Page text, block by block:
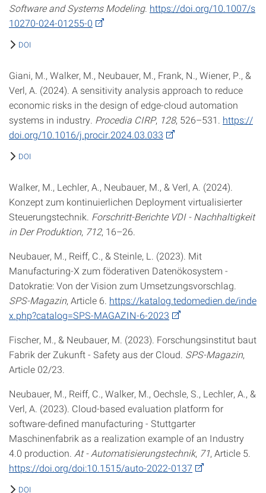
Software and Systems Modeling. https://doi.org/10.1007/s
10270-024-01255-0
DOI
Giani, M., Walker, M., Neubauer, M., Frank, N., Wiener, P., &
Verl, A. (2024). A sensitivity analysis approach to reduce
economic risks in the design of edge-cloud automation
systems in industry. Procedia CIRP, 128, 526–531. https://
doi.org/10.1016/j.procir.2024.03.033
DOI
Walker, M., Lechler, A., Neubauer, M., & Verl, A. (2024).
Konzept zum kontinuierlichen Deployment virtualisierter
Steuerungstechnik. Forschritt-Berichte VDI - Nachhaltigkeit
in Der Produktion, 712, 16–26.
Neubauer, M., Reiff, C., & Steinle, L. (2023). Mit
Manufacturing-X zum föderativen Datenökosystem -
Datokratie: Von der Vision zum Umsetzungsvorschlag.
SPS-Magazin, Article 6. https://katalog.tedomedien.de/inde
x.php?catalog=SPS-MAGAZIN-6-2023
Fischer, M., & Neubauer, M. (2023). Forschungsinstitut baut
Fabrik der Zukunft - Safety aus der Cloud. SPS-Magazin,
Article 02/23.
Neubauer, M., Reiff, C., Walker, M., Oechsle, S., Lechler, A., &
Verl, A. (2023). Cloud-based evaluation platform for
software-defined manufacturing - Stuttgarter
Maschinenfabrik as a realization example of an Industry
4.0 production. At - Automatisierungstechnik, 71, Article 5.
https://doi.org/doi:10.1515/auto-2022-0137
DOI